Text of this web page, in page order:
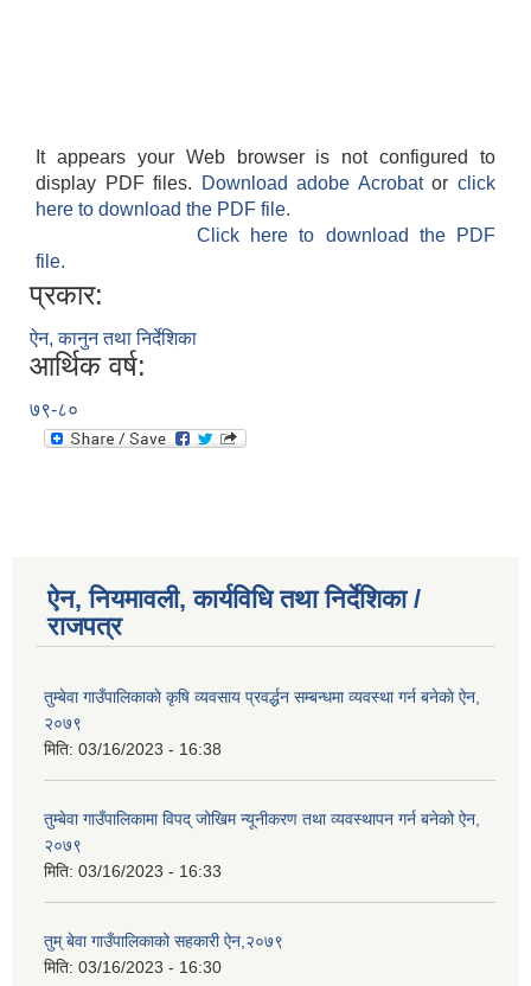
It appears your Web browser is not configured to
display PDF files.
Download adobe Acrobatorclick
here to download the PDF file.
Click here to download the PDF
file.
प्रकार:
ऐन, कानुन तथा निर्देशिका
आर्थिक वर्ष:
७९-८०
ऐन, नियमावली, कार्यविधि तथा निर्देशिका /
राजपत्र
तुम्बेवा गाउँपालिकाकाे कृषि व्यवसाय प्रवर्द्धन सम्बन्धमा व्यवस्था गर्न बनेकाे ऐन,
२०७९
मिति: 03/16/2023 - 16:38
तुम्बेवा गाउँपालिकामा विपद् जोखिम न्यूनीकरण तथा व्यवस्थापन गर्न बनेको ऐन,
२०७९
मिति: 03/16/2023 - 16:33
तुम् बेवा गाउँपालिकाको सहकारी ऐन,२०७९
मिति: 03/16/2023 - 16:30